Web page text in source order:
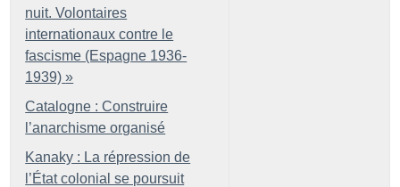
nuit. Volontaires
internationaux contre le
fascisme (Espagne 1936-
1939) »
Catalogne : Construire
l’anarchisme organisé
Kanaky : La répression de
l’État colonial se poursuit